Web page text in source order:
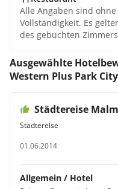
Alle Angaben sind
Vollständigkeit. Es
des gebuchten
Ausgewählte
Western Plus Park
Städtereise
Städtereise
01.06.2014
Allgemein / Hotel